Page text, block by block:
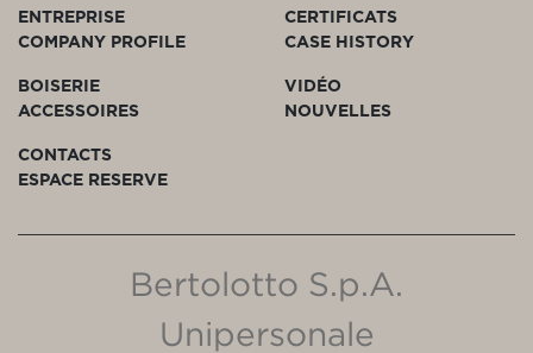
ENTREPRISE
COMPANY PROFILE
CERTIFICATS
CASE HISTORY
BOISERIE
ACCESSOIRES
VIDÉO
NOUVELLES
CONTACTS
ESPACE RESERVE
Bertolotto S.p.A.
Unipersonale